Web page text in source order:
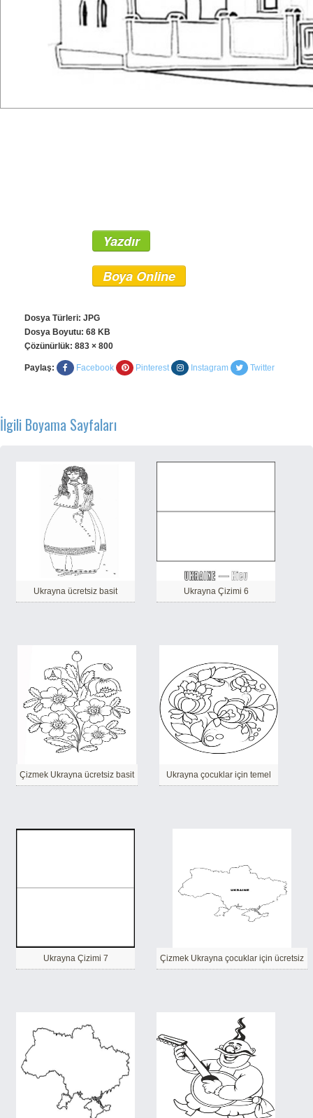
Yazdır
Boya Online
Dosya Türleri: JPG
Dosya Boyutu: 68 KB
Çözünürlük: 883 × 800
Paylaş: Facebook Pinterest Instagram Twitter
İlgili Boyama Sayfaları
Ukrayna ücretsiz basit Ukrayna Çizimi 6
Çizmek Ukrayna ücretsiz basit Ukrayna çocuklar için temel
Ukrayna Çizimi 7 Çizmek Ukrayna çocuklar için ücretsiz